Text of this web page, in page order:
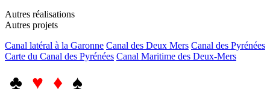
Autres réalisations
Autres projets
Canal latéral à la Garonne Canal des Deux Mers Canal des Pyrénées
Carte du Canal des Pyrénées Canal Maritime des Deux-Mers
♣ ♥ ♦ ♠